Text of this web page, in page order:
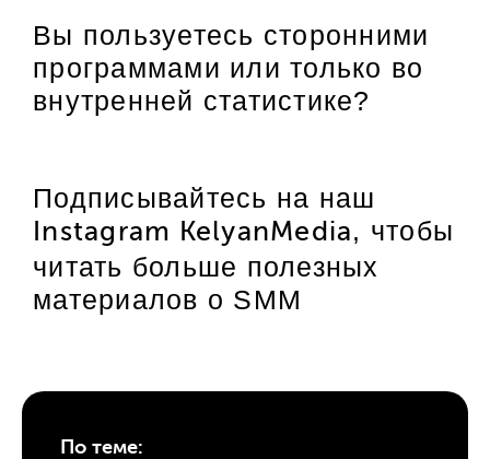
Вы пользуетесь сторонними
программами или только во
внутренней статистике?
Подписывайтесь на наш
Instagram KelyanMedia, чтобы
читать больше полезных
материалов о SMM
По теме: